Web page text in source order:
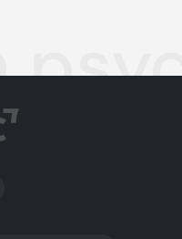
SVĚTLÝ/TMAVÝ REŽIM